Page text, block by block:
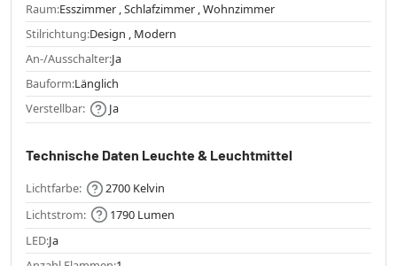
Raum:Esszimmer , Schlafzimmer , Wohnzimmer
Stilrichtung:Design , Modern
An-/Ausschalter:Ja
Bauform:Länglich
Verstellbar:
Ja
Technische Daten Leuchte & Leuchtmittel
Lichtfarbe:
2700 Kelvin
Lichtstrom:
1790 Lumen
LED:Ja